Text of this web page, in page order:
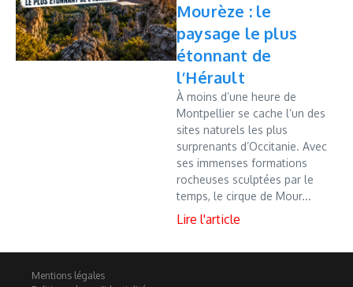
Mourèze : le
paysage le plus
étonnant de
l’Hérault
À moins d’une heure de
Montpellier se cache l’un des
sites naturels les plus
surprenants d’Occitanie. Avec
ses immenses formations
rocheuses sculptées par le
temps, le cirque de Mour...
Mentions légales